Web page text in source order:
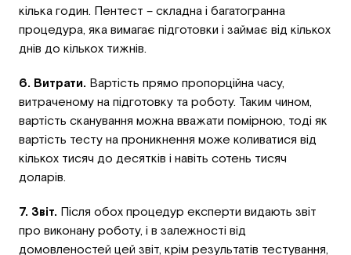
кілька годин. Пентест – складна і багатогранна
процедура, яка вимагає підготовки і займає від кількох
днів до кількох тижнів.
6. Витрати. Вартість прямо пропорційна часу,
витраченому на підготовку та роботу. Таким чином,
вартість сканування можна вважати помірною, тоді як
вартість тесту на проникнення може коливатися від
кількох тисяч до десятків і навіть сотень тисяч
доларів.
7. Звіт. Після обох процедур експерти видають звіт
про виконану роботу, і в залежності від
домовленостей цей звіт, крім результатів тестування,